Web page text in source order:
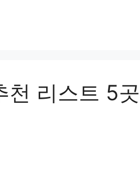
천 리스트 5곳